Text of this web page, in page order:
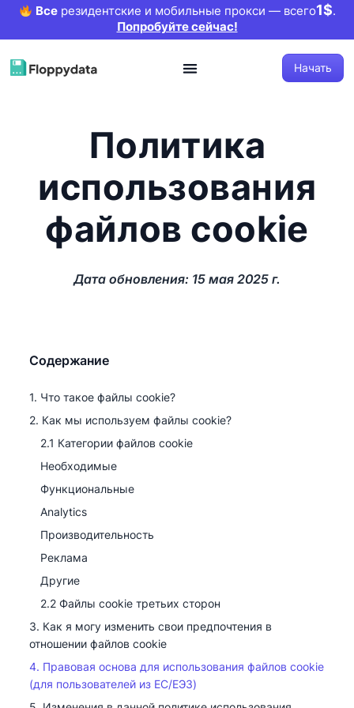
Всерезидентские и мобильные прокси — всего1$.
Попробуйте сейчас!
Начать
Политика
использования
файлов cookie
Дата обновления: 15 мая 2025 г.
Содержание
1. Что такое файлы cookie?
2. Как мы используем файлы cookie?
2.1 Категории файлов cookie
Необходимые
Функциональные
Analytics
Производительность
Реклама
Другие
2.2 Файлы cookie третьих сторон
3. Как я могу изменить свои предпочтения в
отношении файлов cookie
4. Правовая основа для использования файлов cookie
(для пользователей из ЕС/ЕЭЗ)